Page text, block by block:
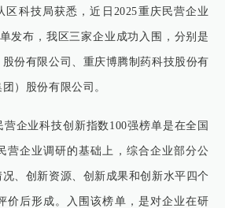
区科技局获悉，近日2025重庆民营企业
发布，我区三家企业成功入围，分别是
份有限公司、重庆博腾制药科技股份有
）股份有限公司。
营企业科技创新指数100强榜单是在全国
营企业调研的基础上，综合企业部分公
、创新资源、创新成果和创新水平四个
价后形成。入围该榜单，是对企业在研